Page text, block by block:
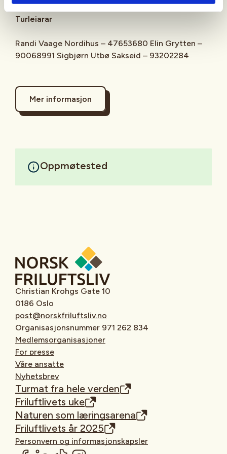
Turleiarar
Randi Vaage Nordihus – 47653680 Elin Grytten –
90068991 Sigbjørn Utbø Sakseid – 93202284
Mer informasjon
Oppmøtested
Christian Krohgs Gate 10
0186 Oslo
post@norskfriluftsliv.no
Organisasjonsnummer 971 262 834
Medlemsorganisasjoner
For presse
Våre ansatte
Nyhetsbrev
Turmat fra hele verden
Friluftlivets uke
Naturen som læringsarena
Friluftlivets år 2025
Personvern og informasjonskapsler